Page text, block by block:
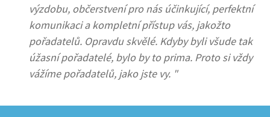
výzdobu, občerstvení pro nás účinkující, perfektní
komunikaci a kompletní přístup vás, jakožto
pořadatelů. Opravdu skvělé. Kdyby byli všude tak
úžasní pořadatelé, bylo by to prima. Proto si vždy
vážíme pořadatelů, jako jste vy. "